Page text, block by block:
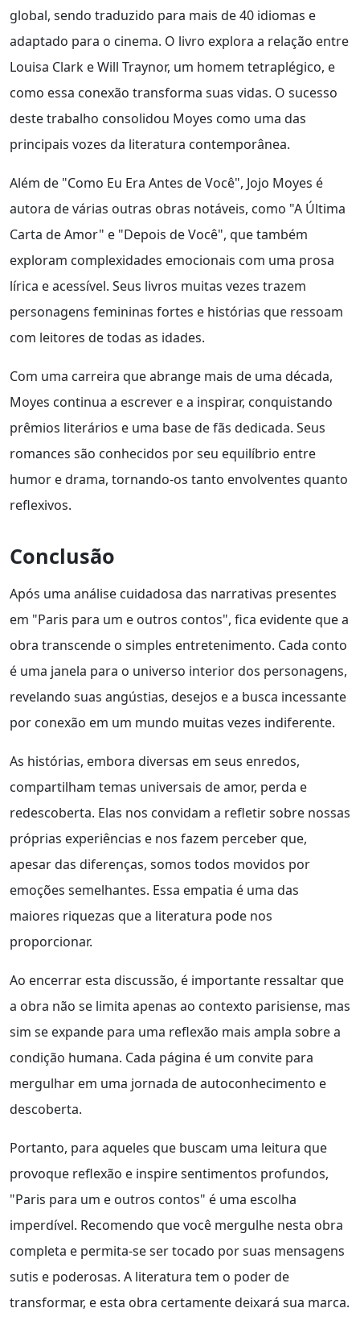
global, sendo traduzido para mais de 40 idiomas e
adaptado para o cinema. O livro explora a relação entre
Louisa Clark e Will Traynor, um homem tetraplégico, e
como essa conexão transforma suas vidas. O sucesso
deste trabalho consolidou Moyes como uma das
principais vozes da literatura contemporânea.
Além de "Como Eu Era Antes de Você", Jojo Moyes é
autora de várias outras obras notáveis, como "A Última
Carta de Amor" e "Depois de Você", que também
exploram complexidades emocionais com uma prosa
lírica e acessível. Seus livros muitas vezes trazem
personagens femininas fortes e histórias que ressoam
com leitores de todas as idades.
Com uma carreira que abrange mais de uma década,
Moyes continua a escrever e a inspirar, conquistando
prêmios literários e uma base de fãs dedicada. Seus
romances são conhecidos por seu equilíbrio entre
humor e drama, tornando-os tanto envolventes quanto
reflexivos.
Conclusão
Após uma análise cuidadosa das narrativas presentes
em "Paris para um e outros contos", fica evidente que a
obra transcende o simples entretenimento. Cada conto
é uma janela para o universo interior dos personagens,
revelando suas angústias, desejos e a busca incessante
por conexão em um mundo muitas vezes indiferente.
As histórias, embora diversas em seus enredos,
compartilham temas universais de amor, perda e
redescoberta. Elas nos convidam a refletir sobre nossas
próprias experiências e nos fazem perceber que,
apesar das diferenças, somos todos movidos por
emoções semelhantes. Essa empatia é uma das
maiores riquezas que a literatura pode nos
proporcionar.
Ao encerrar esta discussão, é importante ressaltar que
a obra não se limita apenas ao contexto parisiense, mas
sim se expande para uma reflexão mais ampla sobre a
condição humana. Cada página é um convite para
mergulhar em uma jornada de autoconhecimento e
descoberta.
Portanto, para aqueles que buscam uma leitura que
provoque reflexão e inspire sentimentos profundos,
"Paris para um e outros contos" é uma escolha
imperdível. Recomendo que você mergulhe nesta obra
completa e permita-se ser tocado por suas mensagens
sutis e poderosas. A literatura tem o poder de
transformar, e esta obra certamente deixará sua marca.